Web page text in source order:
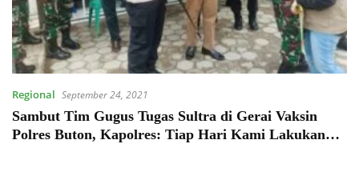
Regional September 24, 2021
Sambut Tim Gugus Tugas Sultra di Gerai Vaksin
Polres Buton, Kapolres: Tiap Hari Kami Lakukan